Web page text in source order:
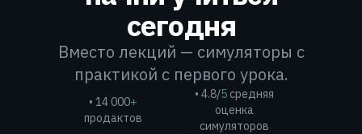
• 14 000+
продактов
• 4.8/5средняя
оценка
симуляторов
Вместо лекций — симуляторы с
практикой с первого урока.
сегодня